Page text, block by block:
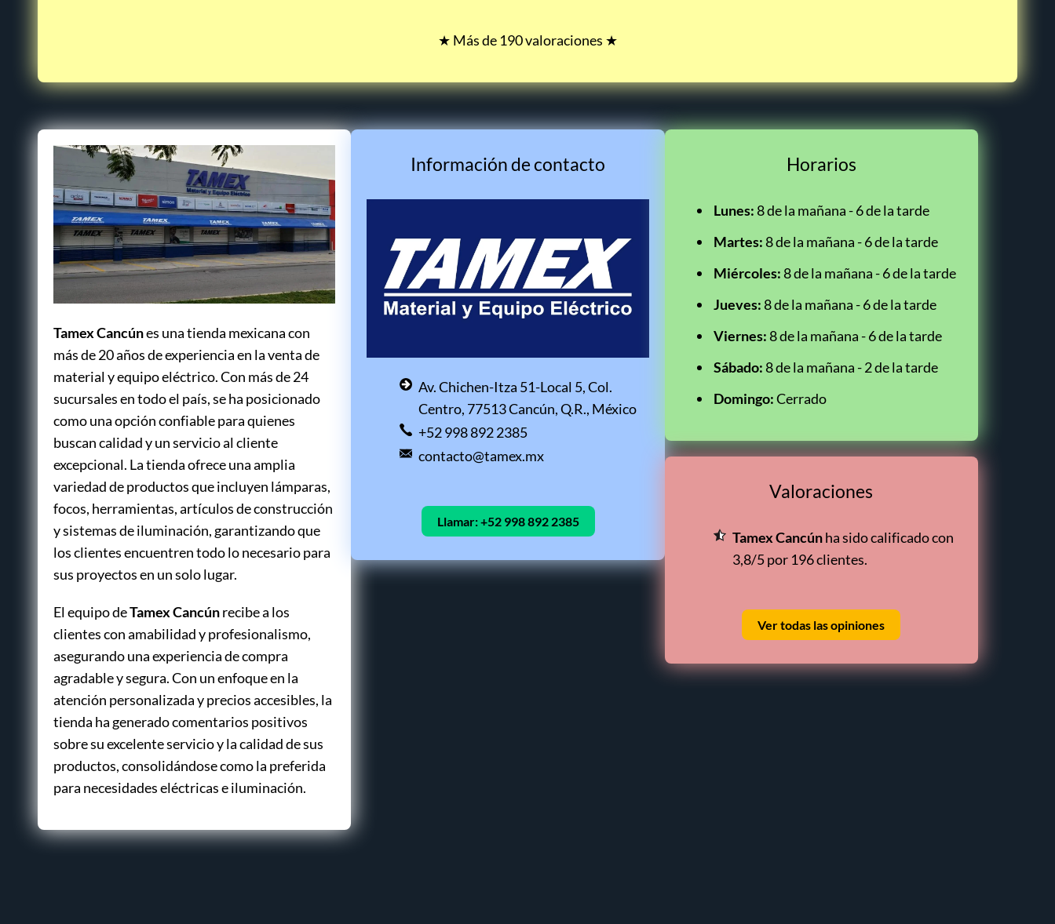
★ Más de 190 valoraciones ★
Tamex Cancúnes una tienda mexicana con
más de 20 años de experiencia en la venta de
material y equipo eléctrico. Con más de 24
sucursales en todo el país, se ha posicionado
como una opción confiable para quienes
buscan calidad y un servicio al cliente
excepcional. La tienda ofrece una amplia
variedad de productos que incluyen lámparas,
focos, herramientas, artículos de construcción
y sistemas de iluminación, garantizando que
los clientes encuentren todo lo necesario para
sus proyectos en un solo lugar.
El equipo deTamex Cancúnrecibe a los
clientes con amabilidad y profesionalismo,
asegurando una experiencia de compra
agradable y segura. Con un enfoque en la
atención personalizada y precios accesibles, la
tienda ha generado comentarios positivos
sobre su excelente servicio y la calidad de sus
productos, consolidándose como la preferida
para necesidades eléctricas e iluminación.
Información de contacto
Av. Chichen-Itza 51-Local 5, Col.
Centro, 77513 Cancún, Q.R., México
+52 998 892 2385
contacto@tamex.mx
Llamar:+52 998 892 2385
Horarios
Lunes:8 de la mañana - 6 de la tarde
Martes:8 de la mañana - 6 de la tarde
Miércoles:8 de la mañana - 6 de la tarde
Jueves:8 de la mañana - 6 de la tarde
Viernes:8 de la mañana - 6 de la tarde
Sábado:8 de la mañana - 2 de la tarde
Domingo:Cerrado
Valoraciones
Tamex Cancúnha sido calificado con
3,8/5 por 196 clientes.
Ver todas las opiniones